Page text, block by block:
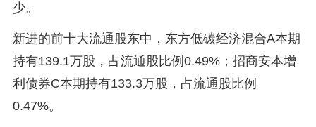
少。
新进的前十大流通股东中，东方低碳经济混合A本期
持有139.1万股，占流通股比例0.49%；招商安本增
利债券C本期持有133.3万股，占流通股比例
0.47%。